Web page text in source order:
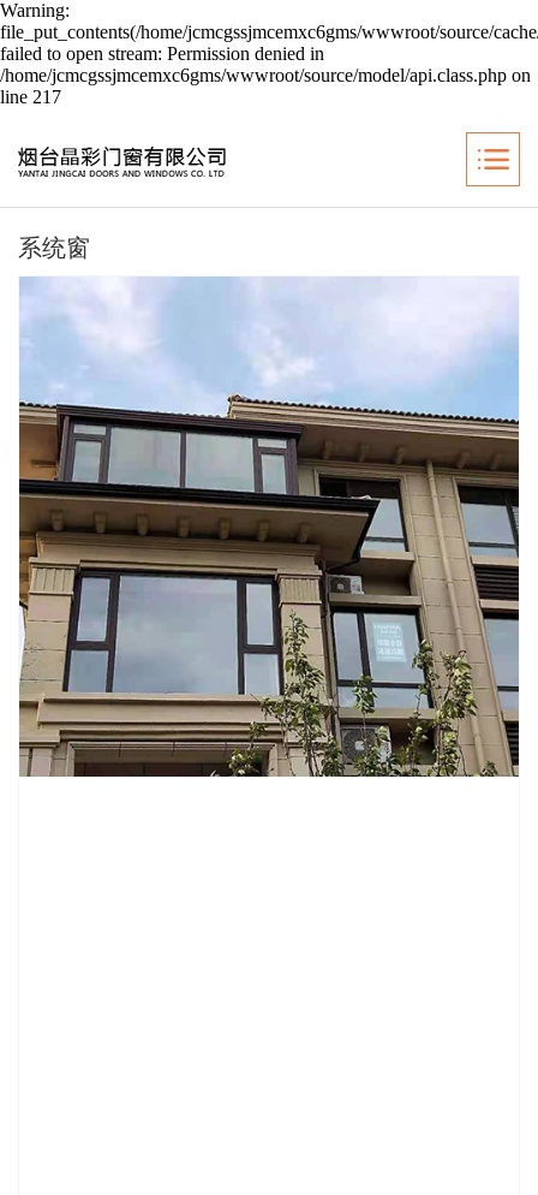
Warning:
file_put_contents(/home/jcmcgssjmcemxc6gms/wwwroot/source/
failed to open stream: Permission denied in
/home/jcmcgssjmcemxc6gms/wwwroot/source/model/api.class.php on
line 217
系统窗